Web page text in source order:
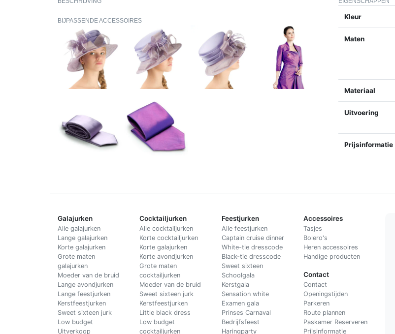
BIJPASSENDE ACCESSOIRES Kleur
Maten
Materiaal
Uitvoering
Prijsinformatie
Galajurken
Alle galajurken
Lange galajurken
Korte galajurken
Grote maten
galajurken
Moeder van de bruid
Lange avondjurken
Lange feestjurken
Kerstfeestjurken
Sweet sixteen jurk
Low budget
Uitverkoop
Cocktailjurken
Alle cocktailjurken
Korte cocktailjurken
Korte galajurken
Korte avondjurken
Grote maten
cocktailjurken
Moeder van de bruid
Sweet sixteen jurk
Kerstfeestjurken
Little black dress
Low budget
cocktailjurken
Feestjurken
Alle feestjurken
Captain cruise dinner
White-tie dresscode
Black-tie dresscode
Sweet sixteen
Schoolgala
Kerstgala
Sensation white
Examen gala
Prinses Carnaval
Bedrijfsfeest
Haringparty
Accessoires
Tasjes
Bolero's
Heren accessoires
Handige producten
Contact
Contact
Openingstijden
Parkeren
Route plannen
Paskamer Reserveren
Prijsinformatie